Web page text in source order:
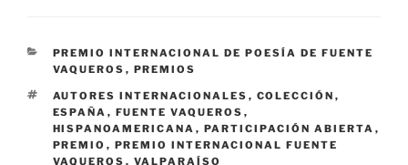
CATEGORÍAS
PREMIO INTERNACIONAL DE POESÍA DE FUENTE
VAQUEROS , PREMIOS
ETIQUETAS
AUTORES INTERNACIONALES , COLECCIÓN ,
ESPAÑA , FUENTE VAQUEROS ,
HISPANOAMERICANA , PARTICIPACIÓN ABIERTA ,
PREMIO , PREMIO INTERNACIONAL FUENTE
VAQUEROS , VALPARAÍSO